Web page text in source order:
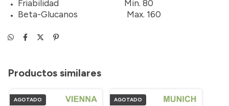
Friabilidad
Min. 80
Beta-Glucanos
Max. 160
Productos similares
AGOTADO AGOTADO